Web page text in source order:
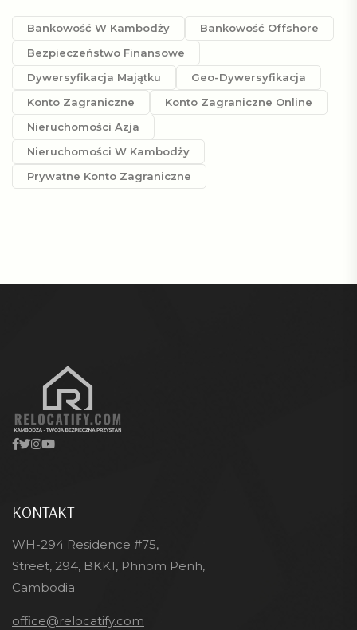
Bankowość W Kambodży
Bankowość Offshore
Bezpieczeństwo Finansowe
Dywersyfikacja Majątku
Geo-Dywersyfikacja
Konto Zagraniczne
Konto Zagraniczne Online
Nieruchomości Azja
Nieruchomości W Kambodży
Prywatne Konto Zagraniczne
KONTAKT
WH-294 Residence #75,
Street, 294, BKK1, Phnom Penh,
Cambodia
office@relocatify.com